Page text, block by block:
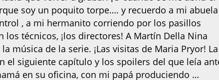
soy un poquito torpe…. y recuerdo a mi abuela
, a mi hermanito corriendo por los pasillos
técnicos, ¡los directores! A Martín Della Nina
música de la serie. ¡Las visitas de Maria Pryor! La
el siguiente capítulo y los spoilers del que leía
en su oficina, con mi papá produciendo …